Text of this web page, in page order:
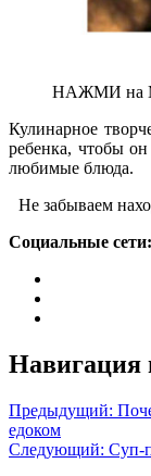
НАЖМИ на
Кулинарное
ребенка, чтобы
любимые блюда.
Не забываем
Социальные сети:
Навигация
Предыдущий:
едоком
Следующий: Суп-